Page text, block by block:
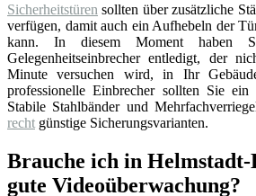
Sicherheitstüren sollten über zusätzliche
verfügen, damit auch ein Aufhebeln der
kann. In diesem Moment haben
Gelegenheitseinbrecher entledigt, der
Minute versuchen wird, in Ihr
professionelle Einbrecher sollten Sie
Stabile Stahlbänder und
recht günstige Sicherungsvarianten.
Brauche ich in Helmstadt-
gute Videoüberwachung?